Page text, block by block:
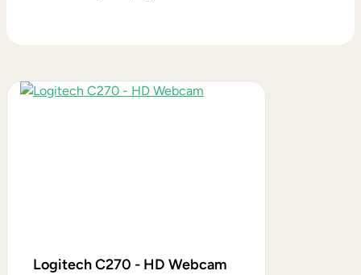
Produktgalerie überspringen
Logitech C270 - HD Webcam